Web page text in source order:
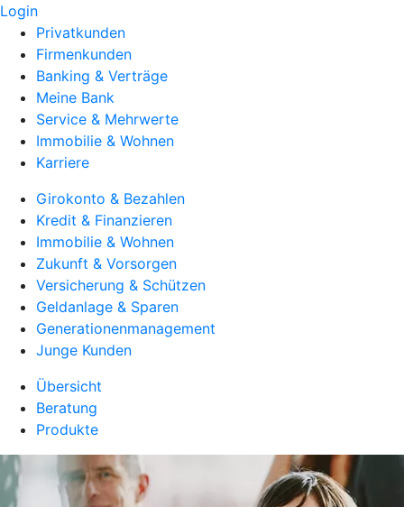
Login
Privatkunden
Firmenkunden
Banking & Verträge
Meine Bank
Service & Mehrwerte
Immobilie & Wohnen
Karriere
Girokonto & Bezahlen
Kredit & Finanzieren
Immobilie & Wohnen
Zukunft & Vorsorgen
Versicherung & Schützen
Geldanlage & Sparen
Generationenmanagement
Junge Kunden
Übersicht
Beratung
Produkte